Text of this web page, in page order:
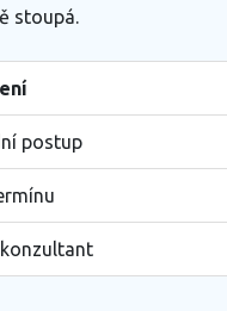
stoupá.
postup